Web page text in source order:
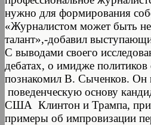
нужно для формирования
«Журналистом может быть
талант»,-добавил
С выводами своего
дебатах, о имидже
познакомил В. Сыченков. Он
поведенческую основу
США Клинтон и Трампа,
примеры об импровизации